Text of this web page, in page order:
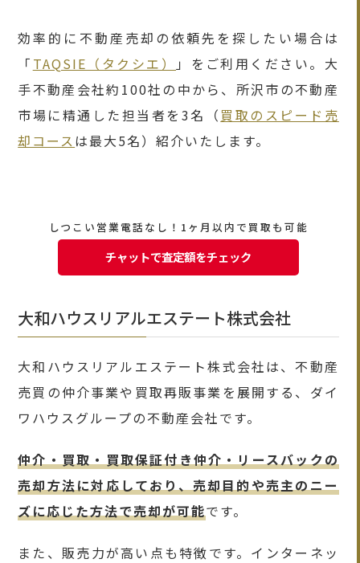
効率的に不動産売却の依頼先を探したい場合は
「 TAQSIE（タクシエ）
」をご利用ください。大
手不動産会社約100社の中から、所沢市の不動産
市場に精通した担当者を3名（ 買取のスピード売
却コースは最大5名）紹介いたします。
しつこい営業電話なし！1ヶ月以内で買取も可能
チャットで査定額をチェック
大和ハウスリアルエステート株式会社
大和ハウスリアルエステート株式会社は、不動産
売買の仲介事業や買取再販事業を展開する、ダイ
ワハウスグループの不動産会社です。
仲介・買取・買取保証付き仲介・リースバックの
売却方法に対応しており、売却目的や売主のニー
ズに応じた方法で売却が可能です。
また、販売力が高い点も特徴です。インターネッ